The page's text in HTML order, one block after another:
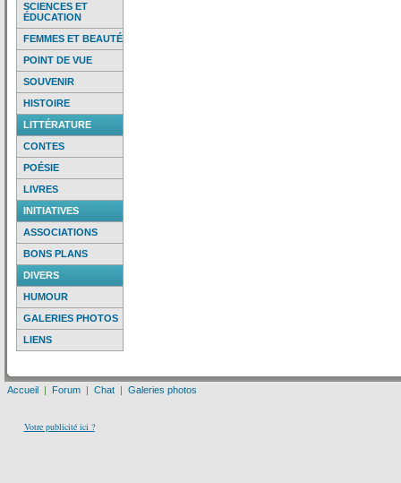
SCIENCES ET
ÉDUCATION
FEMMES ET BEAUTÉ
POINT DE VUE
SOUVENIR
HISTOIRE
LITTÉRATURE
CONTES
POÉSIE
LIVRES
INITIATIVES
ASSOCIATIONS
BONS PLANS
DIVERS
HUMOUR
GALERIES PHOTOS
LIENS
Accueil | Forum | Chat | Galeries photos
Votre publicité ici ?